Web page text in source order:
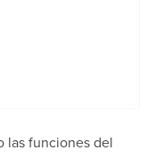
las funciones del